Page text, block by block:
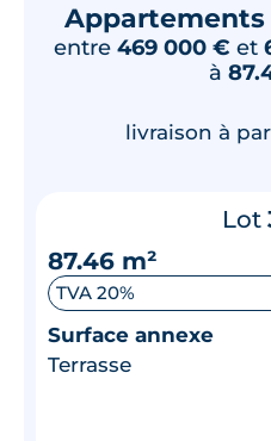
Appartements
entre 469 000 € et
à
livraison à
Lot
87.46 m²
TVA 20%
Surface annexe
Terrasse